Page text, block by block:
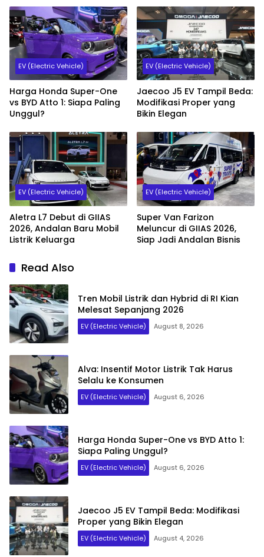
EV (Electric Vehicle)
Harga Honda Super-One
vs BYD Atto 1: Siapa Paling
Unggul?
EV (Electric Vehicle)
Jaecoo J5 EV Tampil Beda:
Modifikasi Proper yang
Bikin Elegan
EV (Electric Vehicle)
Aletra L7 Debut di GIIAS
2026, Andalan Baru Mobil
Listrik Keluarga
EV (Electric Vehicle)
Super Van Farizon
Meluncur di GIIAS 2026,
Siap Jadi Andalan Bisnis
Read Also
Tren Mobil Listrik dan Hybrid di RI Kian
Melesat Sepanjang 2026
EV (Electric Vehicle) August 8, 2026
Alva: Insentif Motor Listrik Tak Harus
Selalu ke Konsumen
EV (Electric Vehicle) August 6, 2026
Harga Honda Super-One vs BYD Atto 1:
Siapa Paling Unggul?
EV (Electric Vehicle) August 6, 2026
Jaecoo J5 EV Tampil Beda: Modifikasi
Proper yang Bikin Elegan
EV (Electric Vehicle) August 4, 2026